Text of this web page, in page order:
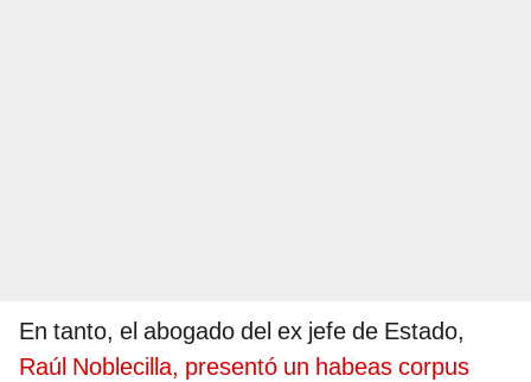
En tanto, el abogado del ex jefe de Estado,
Raúl Noblecilla, presentó un habeas corpus